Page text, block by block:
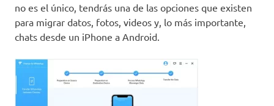
no es el único, tendrás una de las opciones que existen
para migrar datos, fotos, videos y, lo más importante,
chats desde un iPhone a Android.